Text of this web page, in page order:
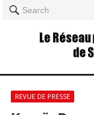
Search
REVUE DE PRESSE